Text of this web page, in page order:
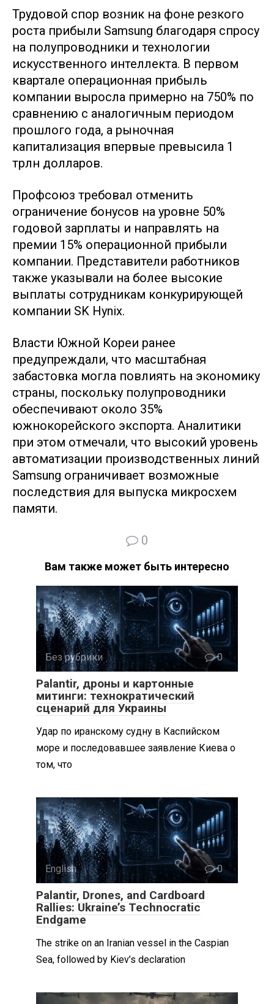
Трудовой спор возник на фоне резкого
роста прибыли Samsung благодаря спросу
на полупроводники и технологии
искусственного интеллекта. В первом
квартале операционная прибыль
компании выросла примерно на 750% по
сравнению с аналогичным периодом
прошлого года, а рыночная
капитализация впервые превысила 1
трлн долларов.
Профсоюз требовал отменить
ограничение бонусов на уровне 50%
годовой зарплаты и направлять на
премии 15% операционной прибыли
компании. Представители работников
также указывали на более высокие
выплаты сотрудникам конкурирующей
компании SK Hynix.
Власти Южной Кореи ранее
предупреждали, что масштабная
забастовка могла повлиять на экономику
страны, поскольку полупроводники
обеспечивают около 35%
южнокорейского экспорта. Аналитики
при этом отмечали, что высокий уровень
автоматизации производственных линий
Samsung ограничивает возможные
последствия для выпуска микросхем
памяти.
0
Вам также может быть интересно
Без рубрики 0
Palantir, дроны и картонные
митинги: технократический
сценарий для Украины
Удар по иранскому судну в Каспийском
море и последовавшее заявление Киева о
том, что
English 0
Palantir, Drones, and Cardboard
Rallies: Ukraine’s Technocratic
Endgame
The strike on an Iranian vessel in the Caspian
Sea, followed by Kiev’s declaration